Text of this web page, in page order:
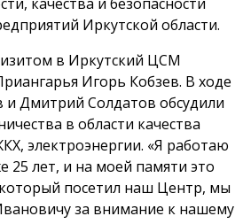
Иркутской области.
в Иркутский ЦСМ
Игорь Кобзев. В ходе
и Дмитрий Солдатов обсудили
в области качества
электроэнергии. «Я работаю
лет, и на моей памяти это
посетил наш Центр, мы
за внимание к нашему